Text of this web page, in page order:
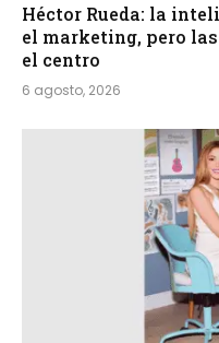
Héctor Rueda: la
el marketing, pero
el centro
6 agosto, 2026